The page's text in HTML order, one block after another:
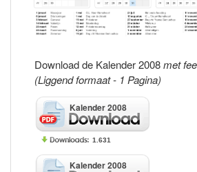
Download de Kalender 2008met
(Liggend formaat - 1 Pagina)
Kalender 2008
1.631
Kalender 2008